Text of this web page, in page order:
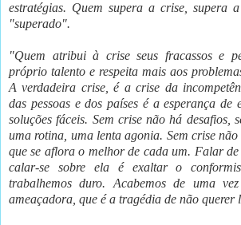
estratégias. Quem supera a crise, supera
"superado".
"Quem atribui à crise seus fracassos e
próprio talento e respeita mais aos
A verdadeira crise, é a crise da
das pessoas e dos países é a esperança de
soluções fáceis. Sem crise não há desafios,
uma rotina, uma lenta agonia. Sem crise
que se aflora o melhor de cada um. Falar
calar-se sobre ela é exaltar o
trabalhemos duro. Acabemos de uma
ameaçadora, que é a tragédia de não